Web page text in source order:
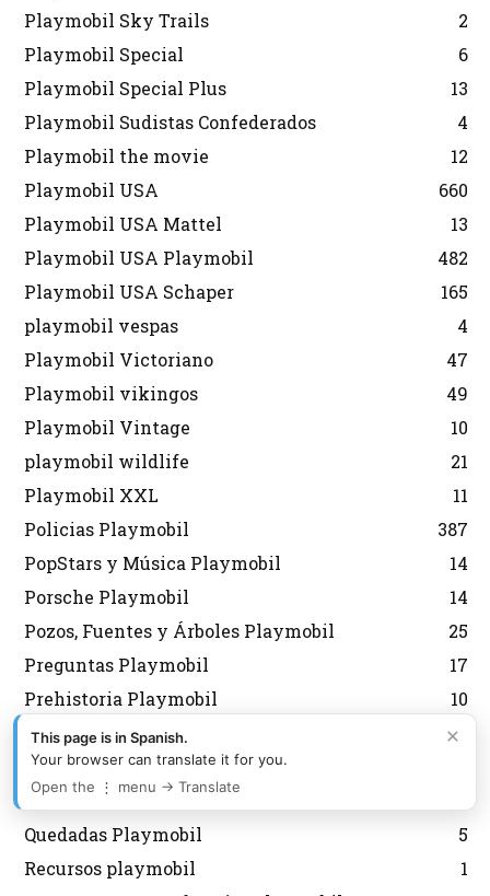
Playmobil Sky Trails
2
Playmobil Special
6
Playmobil Special Plus
13
Playmobil Sudistas Confederados
4
Playmobil the movie
12
Playmobil USA
660
Playmobil USA Mattel
13
Playmobil USA Playmobil
482
Playmobil USA Schaper
165
playmobil vespas
4
Playmobil Victoriano
47
Playmobil vikingos
49
Playmobil Vintage
10
playmobil wildlife
21
Playmobil XXL
11
Policias Playmobil
387
PopStars y Música Playmobil
14
Porsche Playmobil
14
Pozos, Fuentes y Árboles Playmobil
25
Preguntas Playmobil
17
Prehistoria Playmobil
10
Princesas Playmobil
146
Puerto Playmobil
Puzzles Playmobil
Quedadas Playmobil
5
Recursos playmobil
1
×
This page is in Spanish.
Your browser can translate it for you.
Open the ⋮ menu → Translate